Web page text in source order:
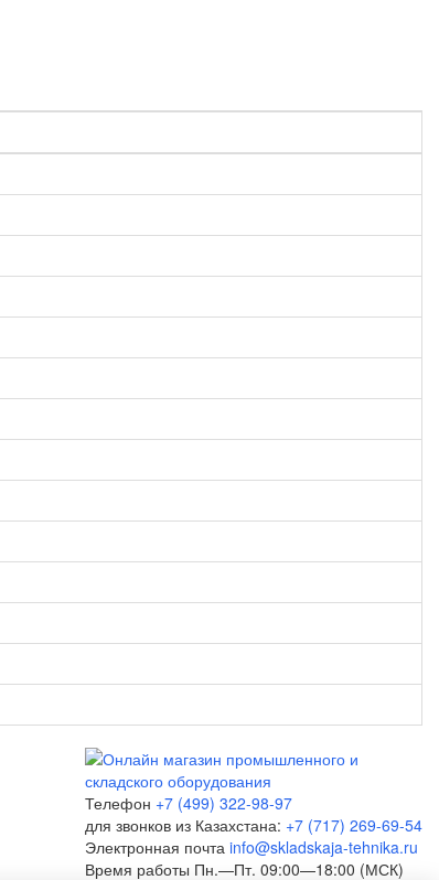
Телефон +7 (499) 322-98-97
для звонков из Казахстана: +7 (717) 269-69-54
Электронная почта info@skladskaja-tehnika.ru
Время работы Пн.—Пт. 09:00—18:00 (МСК)